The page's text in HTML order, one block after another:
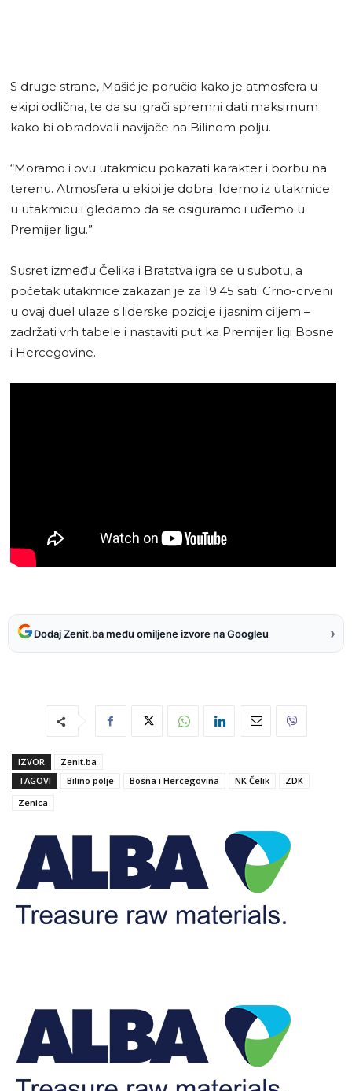
S druge strane, Mašić je poručio kako je atmosfera u
ekipi odlična, te da su igrači spremni dati maksimum
kako bi obradovali navijače na Bilinom polju.
“Moramo i ovu utakmicu pokazati karakter i borbu na
terenu. Atmosfera u ekipi je dobra. Idemo iz utakmice
u utakmicu i gledamo da se osiguramo i uđemo u
Premijer ligu.”
Susret između Čelika i Bratstva igra se u subotu, a
početak utakmice zakazan je za 19:45 sati. Crno-crveni
u ovaj duel ulaze s liderske pozicije i jasnim ciljem –
zadržati vrh tabele i nastaviti put ka Premijer ligi Bosne
i Hercegovine.
Dodaj Zenit.ba među omiljene izvore na Googleu ›
IZVOR
Zenit.ba
TAGOVI
Bilino polje Bosna i Hercegovina NK Čelik
ZDK
Zenica